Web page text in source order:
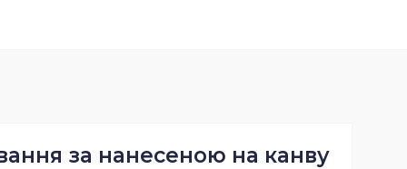
за нанесеною на канву